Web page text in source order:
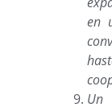
en
Un